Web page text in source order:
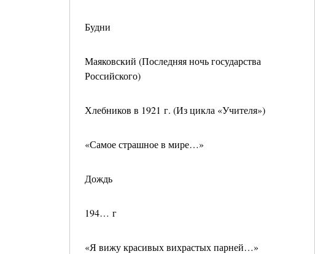
Будни
Маяковский (Последняя ночь государства
Российского)
Хлебников в 1921 г. (Из цикла «Учителя»)
«Самое страшное в мире…»
Дождь
194… г
«Я вижу красивых вихрастых парней…»